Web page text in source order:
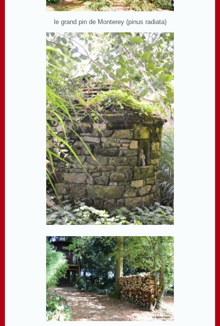
le grand pin de Monterey (pinus radiata)